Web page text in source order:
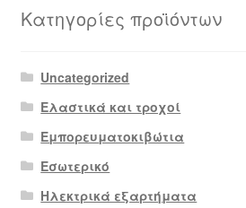
Κατηγορίες προϊόντων
Uncategorized
Ελαστικά και τροχοί
Εμπορευματοκιβώτια
Εσωτερικό
Ηλεκτρικά εξαρτήματα